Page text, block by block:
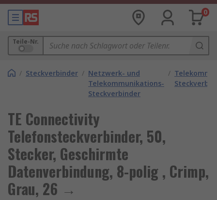
0
Teile-Nr.
/ Steckverbinder / Netzwerk- und
Telekommunikations-
Steckverbinder
/
TE Connectivity
Telefonsteckverbinder, 50,
Stecker, Geschirmte
Datenverbindung, 8-polig , Crimp,
Grau, 26 →